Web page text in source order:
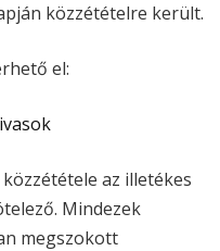
közzétételre került.
el:
az illetékes
Mindezek
megszokott